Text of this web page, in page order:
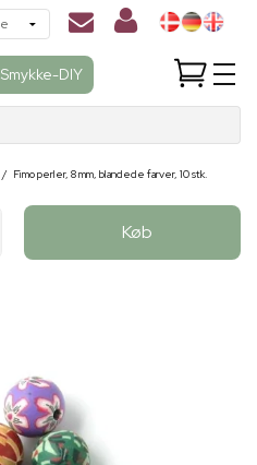
Smykke-DIY
/ Fimo perler, 8 mm, blandede farver, 10 stk.
Køb